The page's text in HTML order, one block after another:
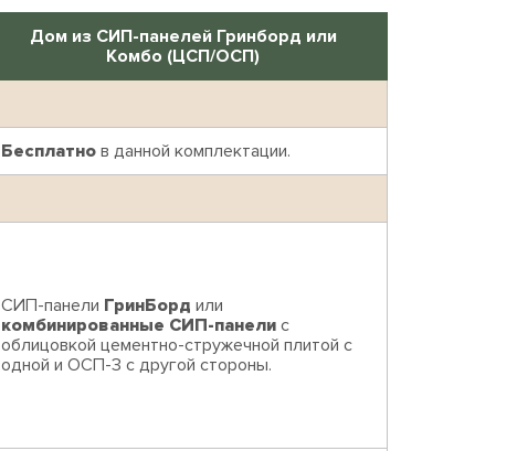
Дом из СИП-панелей Гринборд или
Комбо (ЦСП/ОСП)
Бесплатно в данной комплектации.
СИП-панели ГринБорд или
комбинированные СИП-панели с
облицовкой цементно-стружечной плитой с
одной и ОСП-3 с другой стороны.